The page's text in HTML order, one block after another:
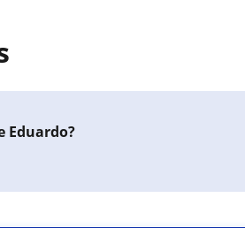
Eduardo?